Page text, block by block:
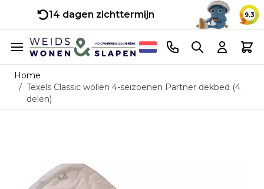
14 dagen zichttermijn 9.3
Ga naar de inhoud
Telefoonnummer
Search Cart
Home
/ Texels Classic wollen 4-seizoenen Partner dekbed (4
delen)